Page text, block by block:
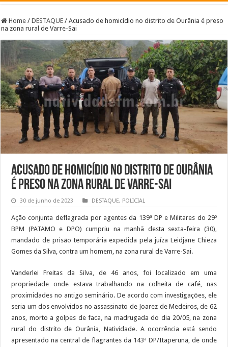
Home / DESTAQUE / Acusado de homicídio no distrito de Ourânia é preso
na zona rural de Varre-Sai
Acusado de homicídio no distrito de Ourânia
é preso na zona rural de Varre-Sai
30 de junho de 2023 DESTAQUE, POLICIAL
Ação conjunta deflagrada por agentes da 139ª DP e Militares do 29º
BPM (PATAMO e DPO) cumpriu na manhã desta sexta-feira (30),
mandado de prisão temporária expedida pela juíza Leidjane Chieza
Gomes da Silva, contra um homem, na zona rural de Varre-Sai.
Vanderlei Freitas da Silva, de 46 anos, foi localizado em uma
propriedade onde estava trabalhando na colheita de café, nas
proximidades no antigo seminário. De acordo com investigações, ele
seria um dos envolvidos no assassinato de Joarez de Medeiros, de 62
anos, morto a golpes de faca, na madrugada do dia 20/05, na zona
rural do distrito de Ourânia, Natividade. A ocorrência está sendo
apresentado na central de flagrantes da 143ª DP/Itaperuna, de onde